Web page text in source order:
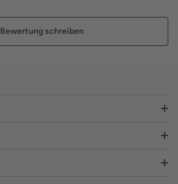
Bewertung schreiben